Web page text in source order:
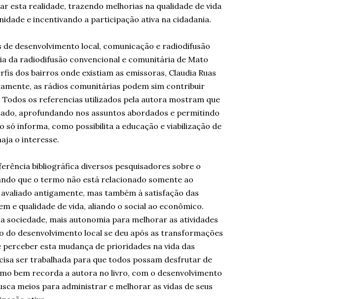
esta realidade, trazendo melhorias na qualidade de vida
e incentivando a participação ativa na cidadania.
desenvolvimento local, comunicação e radiodifusão
da radiodifusão convencional e comunitária de Mato
dos bairros onde existiam as emissoras, Claudia Ruas
as rádios comunitárias podem sim contribuir
os referencias utilizados pela autora mostram que
aprofundando nos assuntos abordados e permitindo
só informa, como possibilita a educação e viabilização de
o interesse.
bibliográfica diversos pesquisadores sobre o
que o termo não está relacionado somente ao
antigamente, mas também à satisfação das
e qualidade de vida, aliando o social ao econômico.
sociedade, mais autonomia para melhorar as atividades
do desenvolvimento local se deu após as transformações
esta mudança de prioridades na vida das
ser trabalhada para que todos possam desfrutar de
bem recorda a autora no livro, com o desenvolvimento
meios para administrar e melhorar as vidas de seus